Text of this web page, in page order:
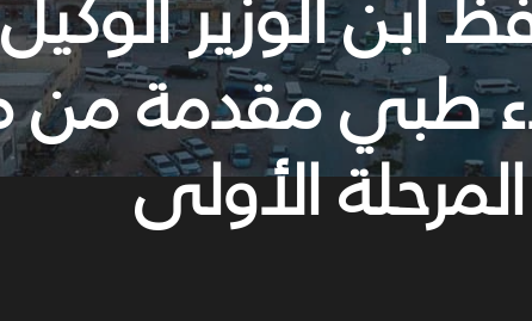
طبي مقدمة
الأولى